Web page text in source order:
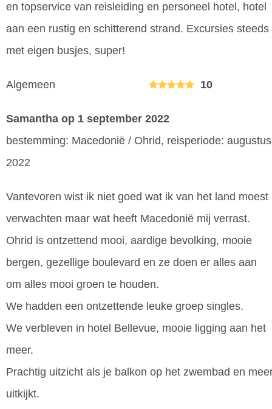
en topservice van reisleiding en personeel hotel, hotel
aan een rustig en schitterend strand. Excursies steeds
met eigen busjes, super!
Algemeen 10
Samantha op 1 september 2022
bestemming: Macedonië / Ohrid, reisperiode: augustus
2022
Vantevoren wist ik niet goed wat ik van het land moest
verwachten maar wat heeft Macedonië mij verrast.
Ohrid is ontzettend mooi, aardige bevolking, mooie
bergen, gezellige boulevard en ze doen er alles aan
om alles mooi groen te houden.
We hadden een ontzettende leuke groep singles.
We verbleven in hotel Bellevue, mooie ligging aan het
meer.
Prachtig uitzicht als je balkon op het zwembad en
uitkijkt.